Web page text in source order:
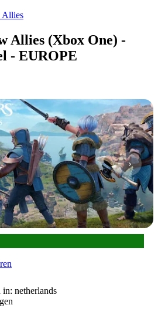
Allies
Allies (Xbox One) -
- EUROPE
in: netherlands